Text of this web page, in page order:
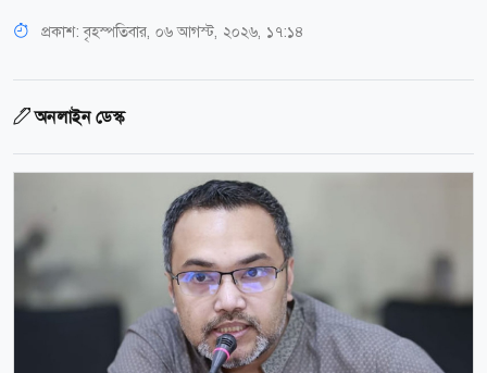
প্রকাশ:বৃহস্পতিবার, ০৬ আগস্ট, ২০২৬, ১৭:১৪
অনলাইন ডেস্ক